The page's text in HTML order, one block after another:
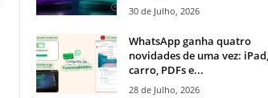
30 de Julho, 2026
WhatsApp ganha quatro
novidades de uma vez: iPad,
carro, PDFs e...
28 de Julho, 2026